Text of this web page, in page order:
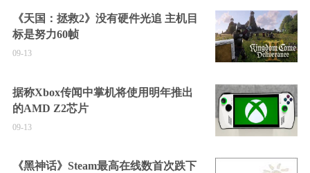
《天国：拯救2》没有硬件光追 主机目
标是努力60帧
09-13
据称Xbox传闻中掌机将使用明年推出
的AMD Z2芯片
09-13
《黑神话》Steam最高在线数首次跌下